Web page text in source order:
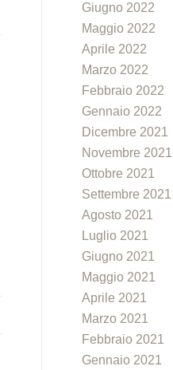
Giugno 2022
Maggio 2022
Aprile 2022
Marzo 2022
Febbraio 2022
Gennaio 2022
Dicembre 2021
Novembre 2021
Ottobre 2021
Settembre 2021
Agosto 2021
Luglio 2021
Giugno 2021
Maggio 2021
Aprile 2021
Marzo 2021
Febbraio 2021
Gennaio 2021